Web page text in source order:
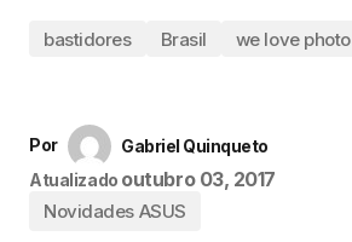
bastidores Brasil we love photo
Por
Gabriel Quinqueto
Atualizado outubro 03, 2017
Novidades ASUS